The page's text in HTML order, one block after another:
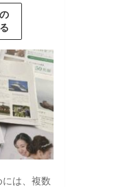
は、複数